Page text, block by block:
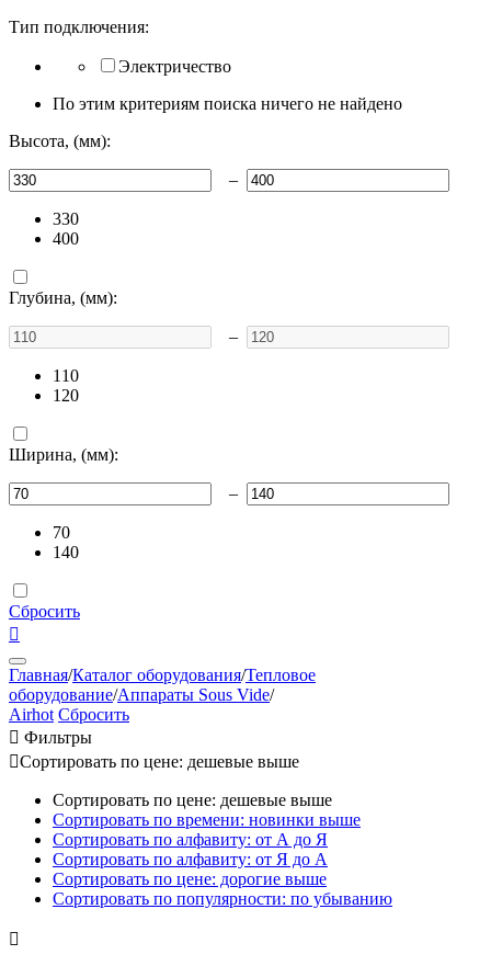
Тип подключения:
Электричество
По этим критериям поиска ничего не найдено
Высота, (мм):
–
330
400
Глубина, (мм):
–
110
120
Ширина, (мм):
–
70
140
Сбросить

Главная/Каталог оборудования/Тепловое
оборудование/Аппараты Sous Vide/
Airhot Сбросить
 Фильтры
Сортировать по цене: дешевые выше
Сортировать по цене: дешевые выше
Сортировать по времени: новинки выше
Сортировать по алфавиту: от А до Я
Сортировать по алфавиту: от Я до А
Сортировать по цене: дорогие выше
Сортировать по популярности: по убыванию
